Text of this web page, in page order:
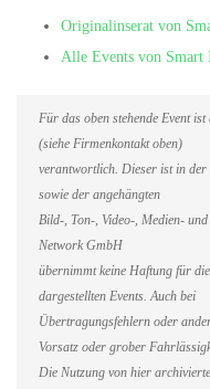
Originalinserat von
Alle Events von
Für das oben stehende Event
(siehe Firmenkontakt oben)
verantwortlich. Dieser ist in der
sowie der angehängten
Bild-, Ton-, Video-, Medien-
Network GmbH
übernimmt keine Haftung für
dargestellten Events. Auch bei
Übertragungsfehlern oder
Vorsatz oder grober
Die Nutzung von hier